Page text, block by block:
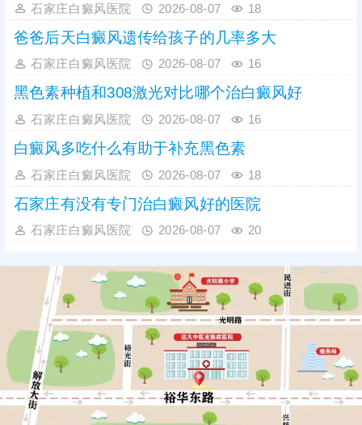
石家庄白癜风医院 2026-08-07 18
爸爸后天白癜风遗传给孩子的几率多大
石家庄白癜风医院 2026-08-07 16
黑色素种植和308激光对比哪个治白癜风好
石家庄白癜风医院 2026-08-07 16
白癜风多吃什么有助于补充黑色素
石家庄白癜风医院 2026-08-07 18
石家庄有没有专门治白癜风好的医院
石家庄白癜风医院 2026-08-07 20